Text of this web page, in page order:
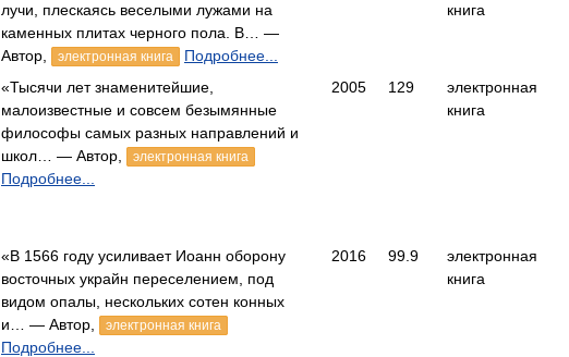
лучи, плескаясь веселыми лужами на
каменных плитах черного пола. В… —
Автор,
электронная книга Подробнее...
книга
«Тысячи лет знаменитейшие,
малоизвестные и совсем безымянные
философы самых разных направлений и
школ… — Автор,
электронная книга
Подробнее...
2005 129
электронная
книга
«В 1566 году усиливает Иоанн оборону
восточных украйн переселением, под
видом опалы, нескольких сотен конных
и… — Автор,
электронная книга
Подробнее...
2016 99.9
электронная
книга